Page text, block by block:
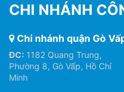
CHI NHÁNH
Chi nhánh quận Gò
ĐC: 1182 Quang Trung,
Phường 8, Gò Vấp, Hồ Chí
Minh